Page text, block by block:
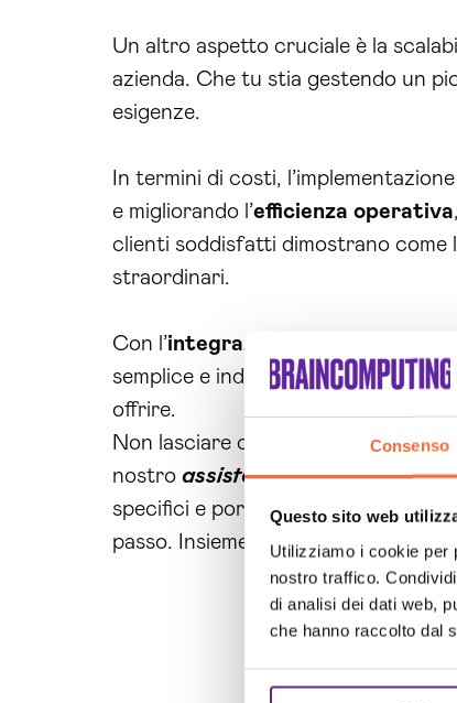
Consenso
Questo sito web
Utilizziamo i cookie per
nostro traffico.
di analisi dei dati web,
che hanno raccolto dal
Un altro aspetto cruciale è la
azienda. Che tu stia gestendo un
esigenze.
In termini di costi,
e migliorando l’efficienza operativa
clienti soddisfatti dimostrano come
straordinari.
Con l’integrazione
semplice e indolore. Affidati a noi
offrire.
Non lasciare che le inefficienze
nostro assistente virtuale ai per
specifici e portare la tua azienda a
passo. Insieme possiamo realizzare